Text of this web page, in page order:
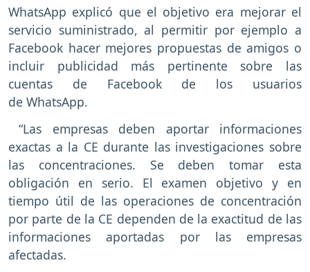
WhatsApp explicó que el objetivo era mejorar el
servicio suministrado, al permitir por ejemplo a
Facebook hacer mejores propuestas de amigos o
incluir publicidad más pertinente sobre las
cuentas de Facebook de los usuarios
de WhatsApp.
“Las empresas deben aportar informaciones
exactas a la CE durante las investigaciones sobre
las concentraciones. Se deben tomar esta
obligación en serio. El examen objetivo y en
tiempo útil de las operaciones de concentración
por parte de la CE dependen de la exactitud de las
informaciones aportadas por las empresas
afectadas.